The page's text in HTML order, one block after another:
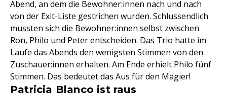
Abend, an dem die Bewohner:innen nach und nach
von der Exit-Liste gestrichen wurden. Schlussendlich
mussten sich die Bewohner:innen selbst zwischen
Ron, Philo und Peter entscheiden. Das Trio hatte im
Laufe das Abends den wenigsten Stimmen von den
Zuschauer:innen erhalten. Am Ende erhielt Philo fünf
Stimmen. Das bedeutet das Aus für den Magier!
Patricia Blanco ist raus